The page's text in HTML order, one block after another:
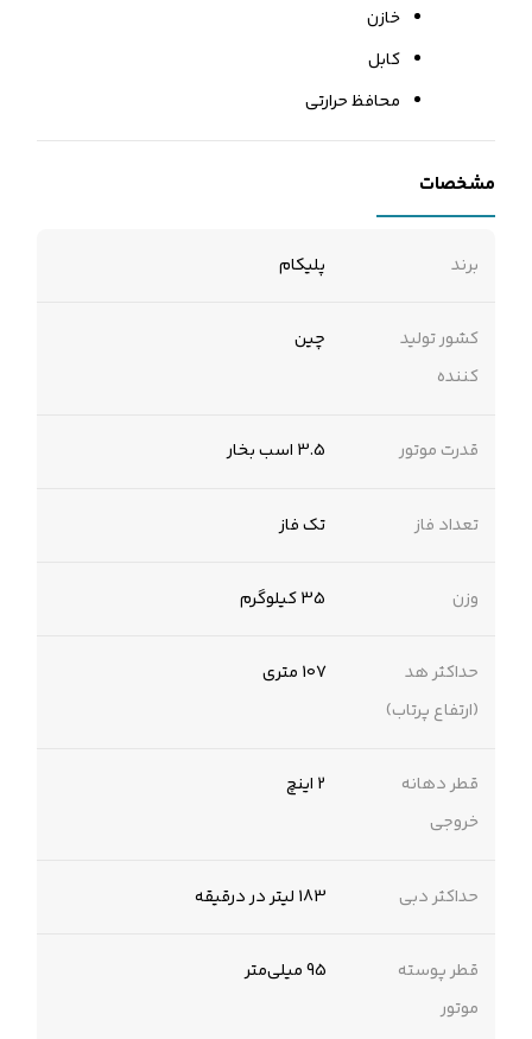
خازن
کابل
محافظ حرارتی
مشخصات
برند پلیکام
کشور تولید
کننده
چین
قدرت موتور 3.5 اسب بخار
تعداد فاز تک فاز
وزن 35 کیلوگرم
حداکثر هد
(ارتفاع پرتاب)
107 متری
قطر دهانه
خروجی
2 اینچ
حداکثر دبی 183 لیتر در درقیقه
قطر پوسته
موتور
95 میلی‌متر